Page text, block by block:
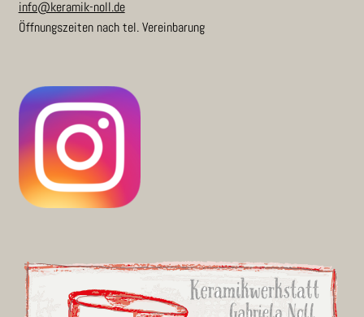
info@keramik-noll.de
Öffnungszeiten nach tel. Vereinbarung